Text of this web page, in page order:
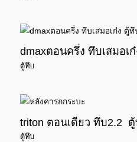
dmaxตอนครึ่ง ทึบเสมอเ
ตู้ทึบ
triton ตอนเดียว ทึบ2.2 ตู้
ตู้ทึบ